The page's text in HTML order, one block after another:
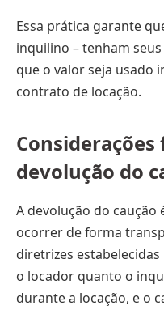
Essa prática garante
inquilino – tenham
que o valor seja usado
contrato de locação.
devolução do
A devolução do caução
ocorrer de forma
diretrizes
o locador quanto o
durante a locação, e o